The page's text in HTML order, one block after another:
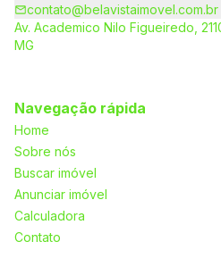
contato@belavistaimovel.com.br
Av. Academico Nilo Figueiredo,
MG
Navegação rápida
Home
Sobre nós
Buscar imóvel
Anunciar imóvel
Calculadora
Contato